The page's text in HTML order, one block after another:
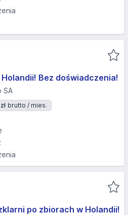
Bez doświadczenia!
SA
brutto / mies.
po zbiorach w Holandii!